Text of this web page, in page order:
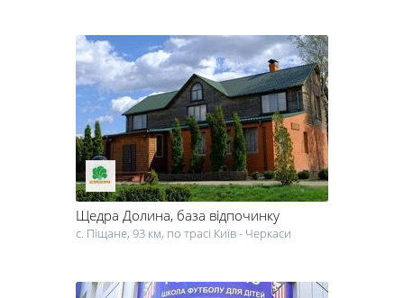
Щедра Долина, база відпочинку
с. Піщане, 93 км, по трасі Київ - Черкаси